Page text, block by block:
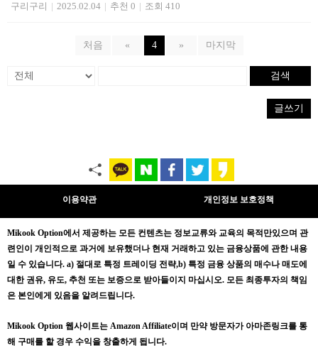
구리구리 | 2025.02.04 | 추천 0 | 조회 410
처음 « 4 » 마지막
검색
글쓰기
이용약관 개인정보 보호정책
Mikook Option에서 제공하는 모든 컨텐츠는 정보교류와 교육의 목적만있으며 관
련인이 개인적으로 과거에 보유했더나 현재 거래하고 있는 금융상품에 관한 내용
일 수 있습니다. a) 절대로 특정 트레이딩 전략,b) 특정 금융 상품의 매수나 매도에
대한 권유, 유도, 추천 또는 보증으로 받아들이지 마십시오. 모든 최종투자의 책임
은 본인에게 있음을 알려드립니다.
Mikook Option 웹사이트는 Amazon Affiliate이며 만약 방문자가 아마존링크를 통
해 구매를 할 경우 수익을 창출하게 됩니다.